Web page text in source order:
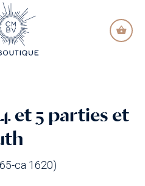
CONTENT
et 5 parties et
ca 1620)